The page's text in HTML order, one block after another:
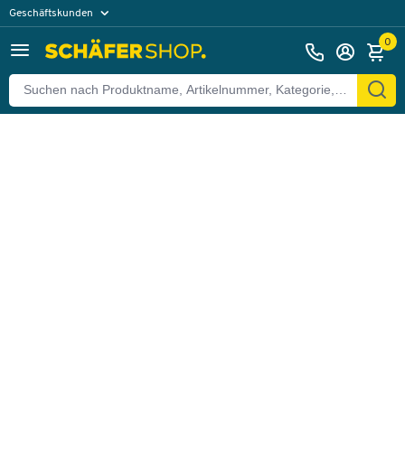
Geschäftskunden
0
Zurück